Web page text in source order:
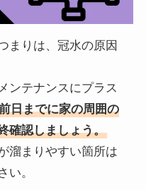
まりは、冠水の原因
ンテナンスにプラス
日までに家の周囲の
確認しましょう。
溜まりやすい箇所は
い。